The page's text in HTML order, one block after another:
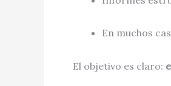
En muchos
El objetivo es claro: